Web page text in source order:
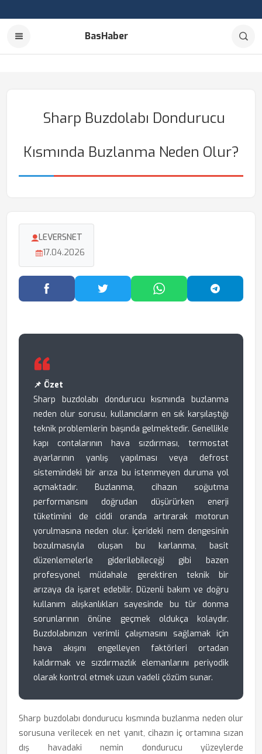
BasHaber
Sharp Buzdolabı Dondurucu
Kısmında Buzlanma Neden Olur?
LEVERSNET
17.04.2026
Facebook'ta PaylaşTwitter'da PaylaşWhatsApp'ta Paylaş
📌 Özet
Sharp buzdolabı dondurucu kısmında buzlanma
neden olur sorusu, kullanıcıların en sık karşılaştığı
teknik problemlerin başında gelmektedir. Genellikle
kapı contalarının hava sızdırması, termostat
ayarlarının yanlış yapılması veya defrost
sistemindeki bir arıza bu istenmeyen duruma yol
açmaktadır. Buzlanma, cihazın soğutma
performansını doğrudan düşürürken enerji
tüketimini de ciddi oranda artırarak motorun
yorulmasına neden olur. İçerideki nem dengesinin
bozulmasıyla oluşan bu karlanma, basit
düzenlemelerle giderilebileceği gibi bazen
profesyonel müdahale gerektiren teknik bir
arızaya da işaret edebilir. Düzenli bakım ve doğru
kullanım alışkanlıkları sayesinde bu tür donma
sorunlarının önüne geçmek oldukça kolaydır.
Buzdolabınızın verimli çalışmasını sağlamak için
hava akışını engelleyen faktörleri ortadan
kaldırmak ve sızdırmazlık elemanlarını periyodik
olarak kontrol etmek uzun vadeli çözüm sunar.
Sharp buzdolabı dondurucu kısmında buzlanma neden olur
sorusuna verilecek en net yanıt, cihazın iç ortamına sızan
dış havadaki nemin dondurucu yüzeylerde